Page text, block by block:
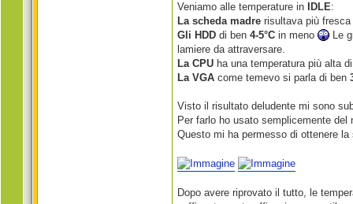
Veniamo alle temperature in
IDLE:
La scheda madre risultava più
Gli HDD di ben4-5°C in meno
Le
lamiere da attraversare.
La CPU ha una temperatura più alta
La VGA come temevo si parla di ben
Visto il risultato deludente mi sono
Per farlo ho usato semplicemente
Questo mi ha permesso di ottenere
Dopo avere riprovato il tutto, le